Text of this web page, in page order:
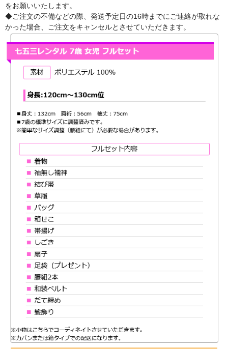
をお願いいたします。
◆ご注文の不備などの際、発送予定日の16時までにご連絡が取れな
かった場合、ご注文をキャンセルとさせていただきます。